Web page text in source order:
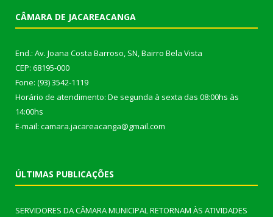
CÂMARA DE JACAREACANGA
End.: Av. Joana Costa Barroso, SN, Bairro Bela Vista
CEP: 68195-000
Fone: (93) 3542-1119
Horário de atendimento: De segunda à sexta das 08:00hs às
14:00hs
E-mail: camara.jacareacanga@gmail.com
ÚLTIMAS PUBLICAÇÕES
SERVIDORES DA CÂMARA MUNICIPAL RETORNAM ÀS ATIVIDADES